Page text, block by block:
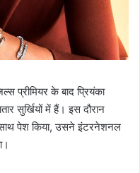
प्रीमियर के बाद प्रियंका
सुर्खियों में हैं। इस दौरान
पेश किया, उसने इंटरनेशनल